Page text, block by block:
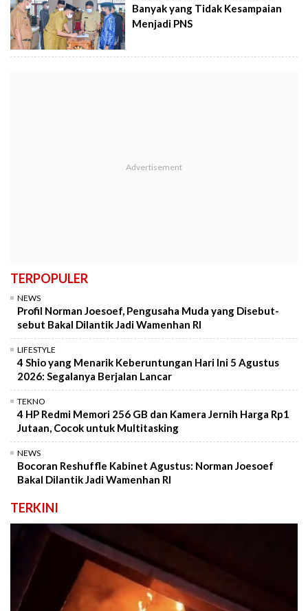
Banyak yang Tidak Kesampaian
Menjadi PNS
TERPOPULER
NEWS
Profil Norman Joesoef, Pengusaha Muda yang Disebut-
sebut Bakal Dilantik Jadi Wamenhan RI
LIFESTYLE
4 Shio yang Menarik Keberuntungan Hari Ini 5 Agustus
2026: Segalanya Berjalan Lancar
TEKNO
4 HP Redmi Memori 256 GB dan Kamera Jernih Harga Rp1
Jutaan, Cocok untuk Multitasking
NEWS
Bocoran Reshuffle Kabinet Agustus: Norman Joesoef
Bakal Dilantik Jadi Wamenhan RI
TERKINI